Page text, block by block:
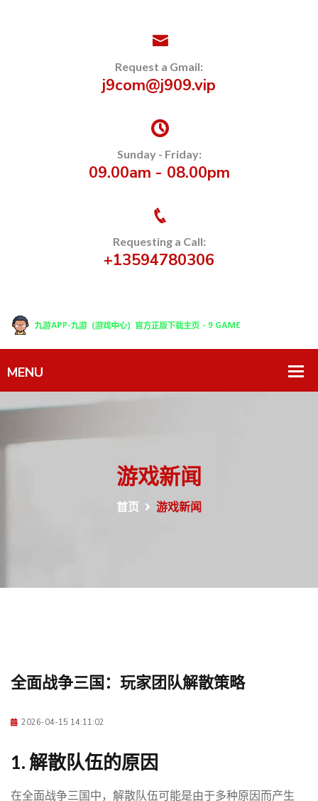
Request a Gmail:
j9com@j909.vip
Sunday - Friday:
09.00am - 08.00pm
Requesting a Call:
+13594780306
游戏新闻
首页 游戏新闻
全面战争三国：玩家团队解散策略
2026-04-15 14:11:02
1. 解散队伍的原因
在全面战争三国中，解散队伍可能是由于多种原因而产生